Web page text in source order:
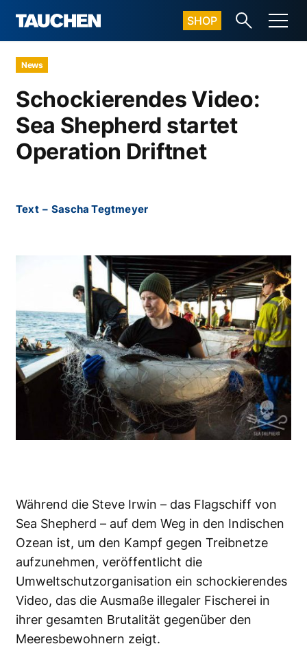
SHOP
News
Schockierendes Video:
Sea Shepherd startet
Operation Driftnet
Text – Sascha Tegtmeyer
Während die Steve Irwin – das Flagschiff von
Sea Shepherd – auf dem Weg in den Indischen
Ozean ist, um den Kampf gegen Treibnetze
aufzunehmen, veröffentlicht die
Umweltschutzorganisation ein schockierendes
Video, das die Ausmaße illegaler Fischerei in
ihrer gesamten Brutalität gegenüber den
Meeresbewohnern zeigt.